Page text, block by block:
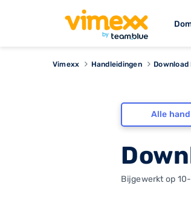
Vimexx Handleidingen
Alle
Bijgewerkt op